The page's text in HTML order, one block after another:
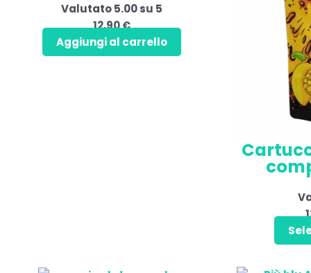
Valutato5.00su 5
12,90€
Aggiungi al carrello